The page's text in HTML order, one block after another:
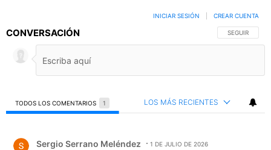
CONVERSACIÓN SIGA ESTA
SEGUIR
INICIAR SESIÓN CREAR CUENTA
TODOS LOS COMENTARIOS 1 LOS MÁS RECIENTES
Sergio Serrano Meléndez 1 DE JULIO DE 2026